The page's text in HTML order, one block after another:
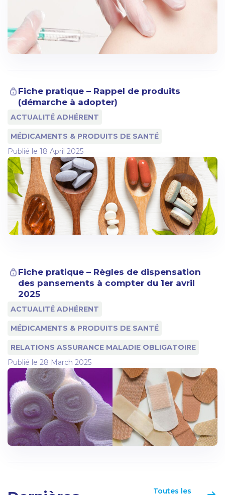
Fiche pratique – Rappel de produits
(démarche à adopter)
ACTUALITÉ ADHÉRENT
MÉDICAMENTS & PRODUITS DE SANTÉ
Publié le 18 April 2025
Fiche pratique – Règles de dispensation
des pansements à compter du 1er avril
2025
ACTUALITÉ ADHÉRENT
MÉDICAMENTS & PRODUITS DE SANTÉ
RELATIONS ASSURANCE MALADIE OBLIGATOIRE
Publié le 28 March 2025
Toutes les